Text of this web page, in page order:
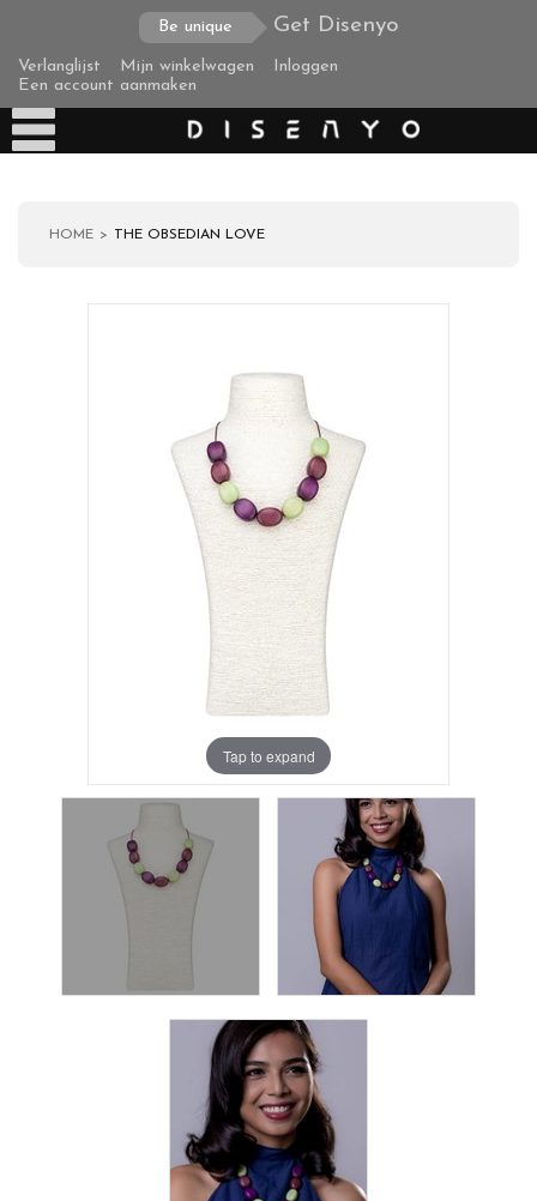
Be unique Get Disenyo
Verlanglijst Mijn winkelwagen
Inloggen
Een account aanmaken
HOME THE OBSEDIAN LOVE
Tap to expand